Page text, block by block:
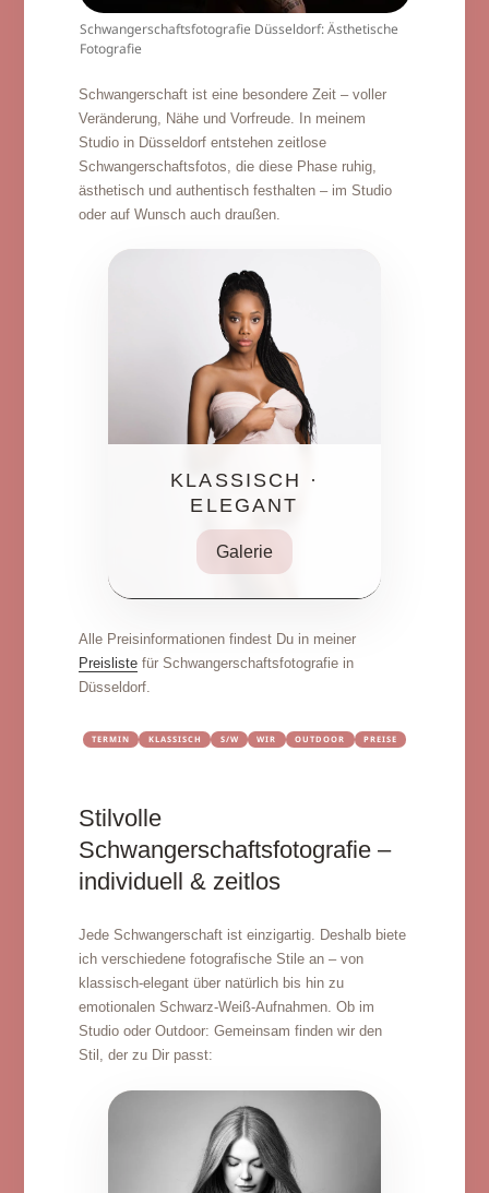
Schwangerschaftsfotografie Düsseldorf: Ästhetische
Fotografie
Schwangerschaft ist eine besondere Zeit – voller
Veränderung, Nähe und Vorfreude. In meinem
Studio in Düsseldorf entstehen zeitlose
Schwangerschaftsfotos, die diese Phase ruhig,
ästhetisch und authentisch festhalten – im Studio
oder auf Wunsch auch draußen.
KLASSISCH ·
ELEGANT
Galerie
Alle Preisinformationen findest Du in meiner
Preisliste für Schwangerschaftsfotografie in
Düsseldorf.
TERMIN KLASSISCH S/W WIR OUTDOOR PREISE
Stilvolle
Schwangerschaftsfotografie –
individuell & zeitlos
Jede Schwangerschaft ist einzigartig. Deshalb biete
ich verschiedene fotografische Stile an – von
klassisch-elegant über natürlich bis hin zu
emotionalen Schwarz-Weiß-Aufnahmen. Ob im
Studio oder Outdoor: Gemeinsam finden wir den
Stil, der zu Dir passt: